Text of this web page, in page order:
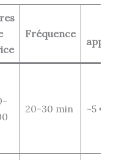
Fréquence
20-30 min ~5 €